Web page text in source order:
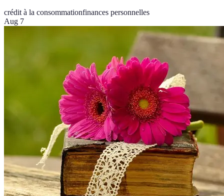
crédit à la consommationfinances personnelles
Aug 7